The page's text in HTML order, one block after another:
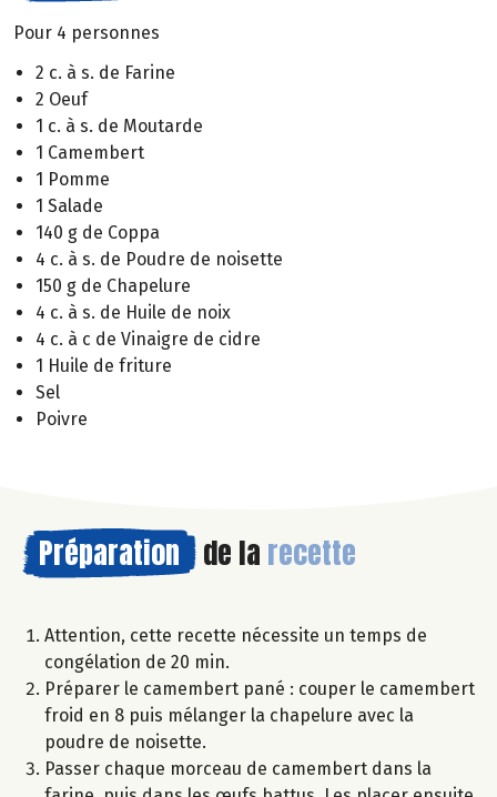
Pour 4 personnes
2 c. à s. de Farine
2 Oeuf
1 c. à s. de Moutarde
1 Camembert
1 Pomme
1 Salade
140 g de Coppa
4 c. à s. de Poudre de noisette
150 g de Chapelure
4 c. à s. de Huile de noix
4 c. à c de Vinaigre de cidre
1 Huile de friture
Sel
Poivre
Préparation de la recette
Attention, cette recette nécessite un temps de
congélation de 20 min.
Préparer le camembert pané : couper le camembert
froid en 8 puis mélanger la chapelure avec la
poudre de noisette.
Passer chaque morceau de camembert dans la